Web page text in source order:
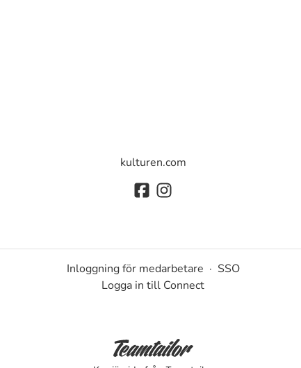
kulturen.com
Inloggning för medarbetare · SSO
Logga in till Connect